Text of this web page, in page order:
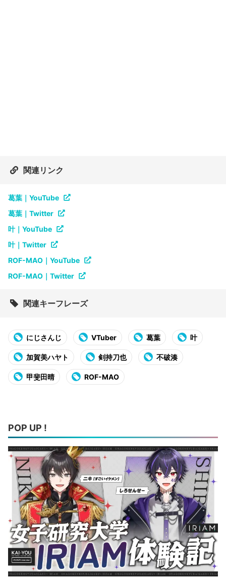
関連リンク
葛葉｜YouTube
葛葉｜Twitter
叶｜YouTube
叶｜Twitter
ROF-MAO｜YouTube
ROF-MAO｜Twitter
関連キーフレーズ
にじさんじ VTuber 葛葉 叶
加賀美ハヤト 剣持刀也 不破湊
甲斐田晴 ROF-MAO
POP UP !